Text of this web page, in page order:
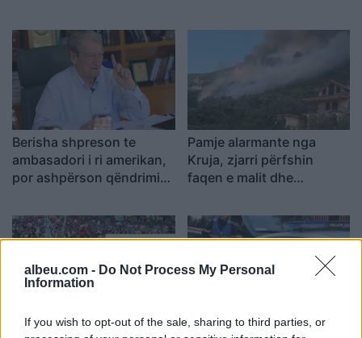
albeu.com - Do Not Process My Personal
Information
If you wish to opt-out of the sale, sharing to third parties, or
Berisha shpreson te
ambasadori i ri amerikan,
por ashpërson qëndrimin
reformës territoriale
Pamje alarmante nga
Kruja, zjarri përfshin
faqen e malit dhe
biznese
Protesta hyn në ditën e
Shpërthim me tritol në